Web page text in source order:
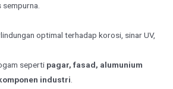
optimal terhadap korosi, sinar UV,
seperti pagar, fasad, alumunium
industri